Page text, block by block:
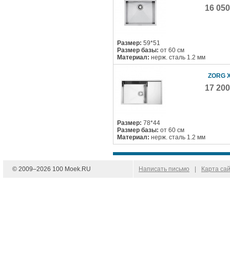
16
Размер: 59*51
Размер базы: от 60 см
Материал: нерж. сталь 1.2 мм
ZORG
17
Размер: 78*44
Размер базы: от 60 см
Материал: нерж. сталь 1.2 мм
© 2009–2026 100 Moek.RU Написать письмо Карта